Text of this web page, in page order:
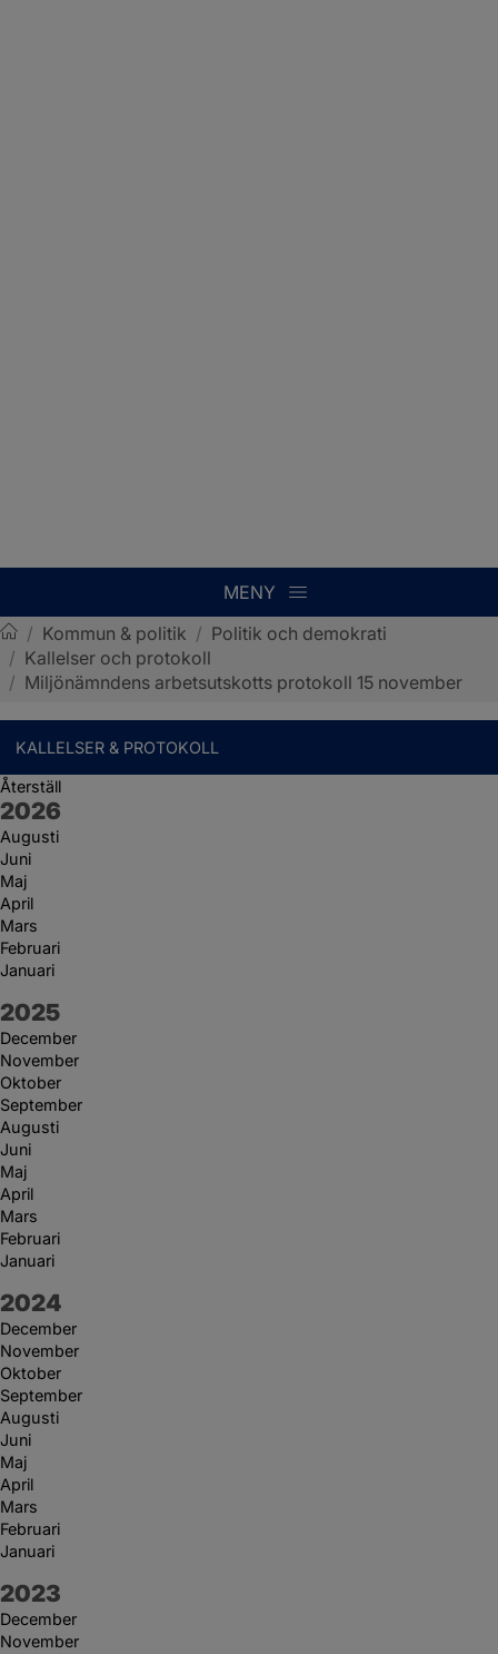
MENY
Sotenäs kommun
/ Kommun & politik / Politik och demokrati
/ Kallelser och protokoll
/ Miljönämndens arbetsutskotts protokoll 15 november
KALLELSER & PROTOKOLL
Återställ
År:
2026
Augusti
Juni
Maj
April
Mars
Februari
Januari
År:
2025
December
November
Oktober
September
Augusti
Juni
Maj
April
Mars
Februari
Januari
År:
2024
December
November
Oktober
September
Augusti
Juni
Maj
April
Mars
Februari
Januari
År:
2023
December
November